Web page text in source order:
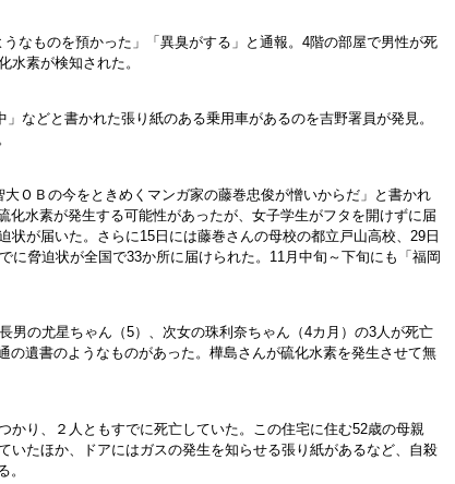
なものを預かった」「異臭がする」と通報。4階の部屋で男性が死
水素が検知された。
などと書かれた張り紙のある乗用車があるのを吉野署員が発見。
ＯＢの今をときめくマンガ家の藤巻忠俊が憎いからだ」と書かれ
水素が発生する可能性があったが、女子学生がフタを開けずに届
が届いた。さらに15日には藤巻さんの母校の都立戸山高校、29日
脅迫状が全国で33か所に届けられた。11月中旬～下旬にも「福岡
男の尤星ちゃん（5）、次女の珠利奈ちゃん（4カ月）の3人が死亡
遺書のようなものがあった。樺島さんが硫化水素を発生させて無
り、２人ともすでに死亡していた。この住宅に住む52歳の母親
いたほか、ドアにはガスの発生を知らせる張り紙があるなど、自殺
。